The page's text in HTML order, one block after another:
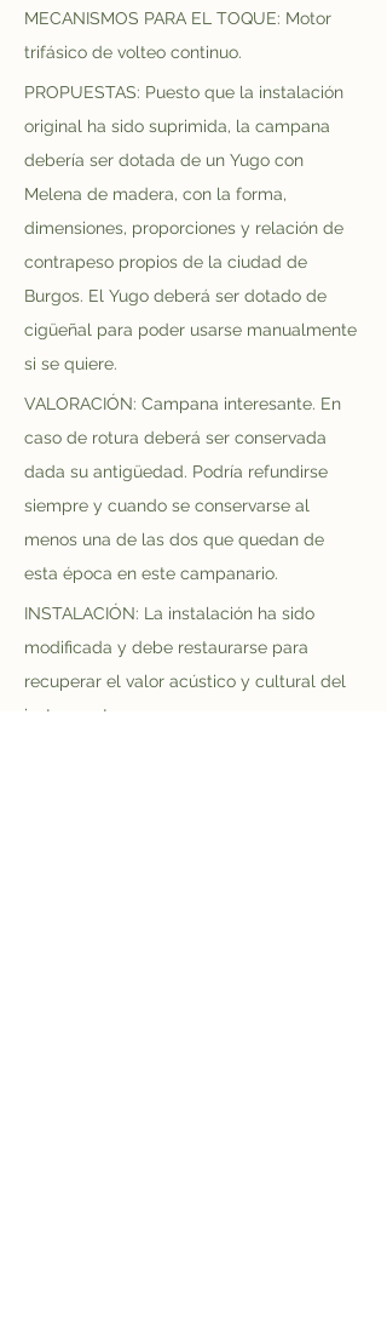
MECANISMOS PARA EL TOQUE: Motor
trifásico de volteo continuo.
PROPUESTAS: Puesto que la instalación
original ha sido suprimida, la campana
debería ser dotada de un Yugo con
Melena de madera, con la forma,
dimensiones, proporciones y relación de
contrapeso propios de la ciudad de
Burgos. El Yugo deberá ser dotado de
cigüeñal para poder usarse manualmente
si se quiere.
VALORACIÓN: Campana interesante. En
caso de rotura deberá ser conservada
dada su antigüedad. Podría refundirse
siempre y cuando se conservarse al
menos una de las dos que quedan de
esta época en este campanario.
INSTALACIÓN: La instalación ha sido
modificada y debe restaurarse para
recuperar el valor acústico y cultural del
instrumento.